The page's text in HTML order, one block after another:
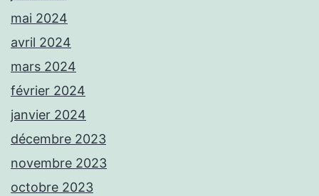
mai 2024
avril 2024
mars 2024
février 2024
janvier 2024
décembre 2023
novembre 2023
octobre 2023